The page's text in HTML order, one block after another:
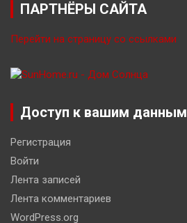
ПАРТНЁРЫ САЙТА
Перейти на страницу со ссылками
Доступ к вашим данным
Регистрация
Войти
Лента записей
Лента комментариев
WordPress.org